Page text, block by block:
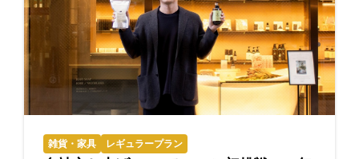
雑貨・家具 レギュラープラン